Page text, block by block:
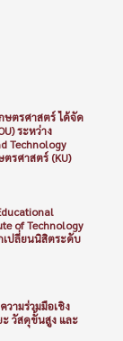
ษตรศาสตร์ ได้จัด
ระหว่าง
Technology
ตรศาสตร์ (KU)
of Technology
เปลี่ยนนิสิตระดับ
วามร่วมมือเชิง
วัสดุขั้นสูง และ